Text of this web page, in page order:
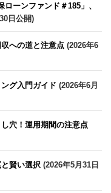
ーンファンド＃185」、
日公開)
への道と注意点 (2026年6
グ入門ガイド (2026年6月
穴！運用期間の注意点
賢い選択 (2026年5月31日